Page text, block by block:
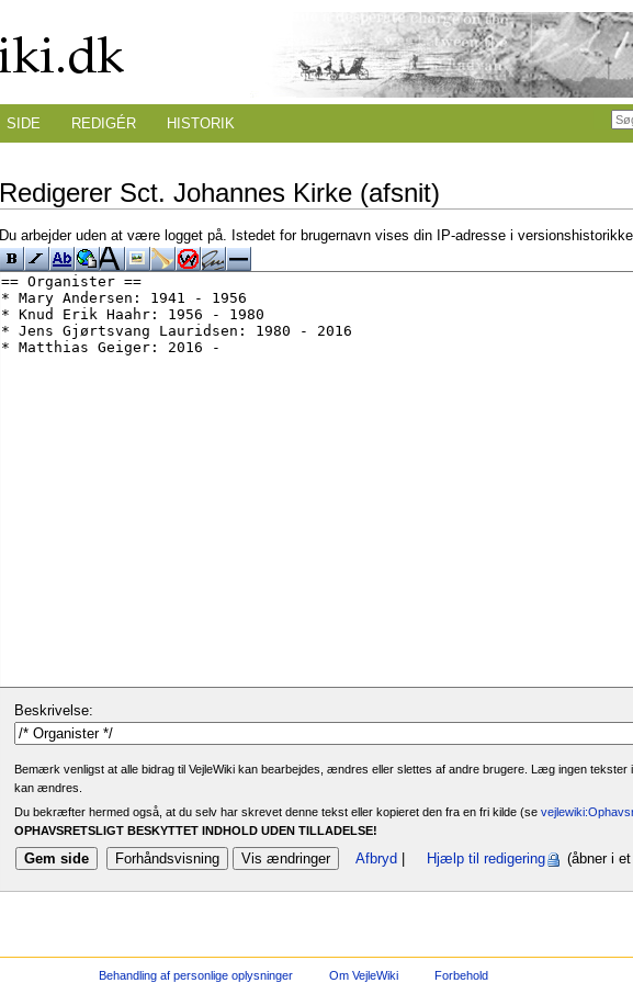
Redigerer Sct. Johannes Kirke (afsnit)
Du arbejder uden at være logget på. Istedet for brugernavn vises din IP-adresse i
Beskrivelse:
Bemærk venligst at alle bidrag til VejleWiki kan bearbejdes, ændres eller slettes af andre brugere. Læg ingen
kan ændres.
Du bekræfter hermed også, at du selv har skrevet denne tekst eller kopieret den fra en fri kilde (se
OPHAVSRETSLIGT BESKYTTET INDHOLD UDEN TILLADELSE!
Afbryd Hjælp til redigering (åbner i
SIDE REDIGÉR HISTORIK
Behandling af personlige oplysninger Om VejleWiki Forbehold